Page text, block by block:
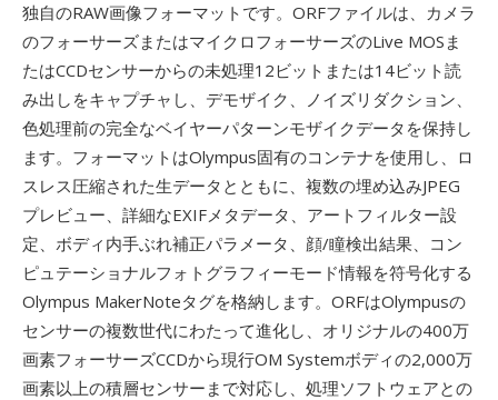
独自のRAW画像フォーマットです。ORFファイルは、カメラ
のフォーサーズまたはマイクロフォーサーズのLive MOSま
たはCCDセンサーからの未処理12ビットまたは14ビット読
み出しをキャプチャし、デモザイク、ノイズリダクション、
色処理前の完全なベイヤーパターンモザイクデータを保持し
ます。フォーマットはOlympus固有のコンテナを使用し、ロ
スレス圧縮された生データとともに、複数の埋め込みJPEG
プレビュー、詳細なEXIFメタデータ、アートフィルター設
定、ボディ内手ぶれ補正パラメータ、顔/瞳検出結果、コン
ピュテーショナルフォトグラフィーモード情報を符号化する
Olympus MakerNoteタグを格納します。ORFはOlympusの
センサーの複数世代にわたって進化し、オリジナルの400万
画素フォーサーズCCDから現行OM Systemボディの2,000万
画素以上の積層センサーまで対応し、処理ソフトウェアとの